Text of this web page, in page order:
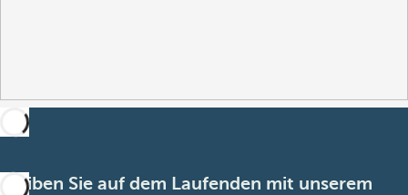
Bleiben Sie auf dem Laufenden mit unserem